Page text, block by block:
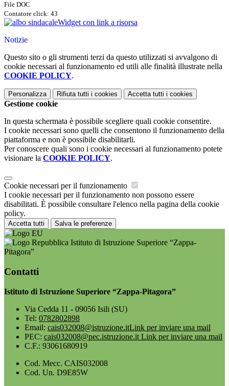
File DOC
Contatore click: 43
Widget con link a risorsa
Notizie
Questo sito o gli strumenti terzi da questo utilizzati si avvalgono di
cookie necessari al funzionamento ed utili alle finalità illustrate nella
COOKIE POLICY.
Personalizza Rifiuta tutti i cookies Accetta tutti i cookies
Gestione cookie
In questa schermata è possibile scegliere quali cookie consentire.
I cookie necessari sono quelli che consentono il funzionamento della
piattaforma e non è possibile disabilitarli.
Per conoscere quali sono i cookie necessari al funzionamento potete
visionare la COOKIE POLICY.
Cookie necessari per il funzionamento
I cookie necessari per il funzionamento non possono essere
disabilitati. È possibile consultare l'elenco nella pagina della cookie
policy.
Accetta tutti Salva le preferenze
Istituto di Istruzione Superiore “Zappa-
Pitagora”
Contatti
Istituto di Istruzione Superiore “Zappa-Pitagora”
Via Cedda 11 - 09056 Isili (SU)
Tel: 0782802898
Email: cais032008@istruzione.itLink per inviare una mail
PEC: cais032008@pec.istruzione.it Link per inviare una mail
C.F.: 93061680919
Cod. Mecc. CAIS032008
Cod. Un. D9E85W